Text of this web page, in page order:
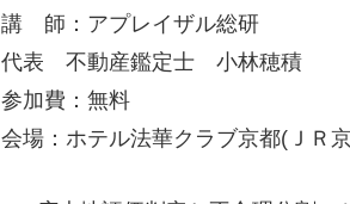
講 師：アプレイザル総研
代表 不動産鑑定士 小林穂積
参加費：無料
会場：ホテル法華クラブ京都(ＪＲ